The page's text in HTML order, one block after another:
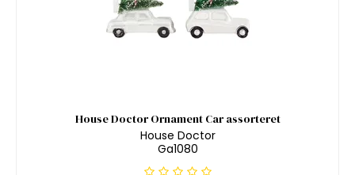
House Doctor Ornament Car assorteret
House Doctor
Ga1080